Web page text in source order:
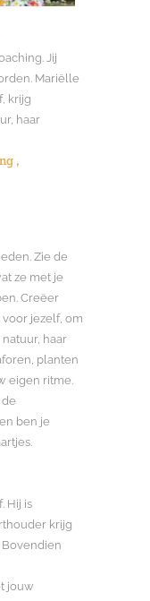
Jij
Mariëlle
krijg
haar
,
Zie de
ze met je
Creëer
jezelf, om
haar
planten
eigen ritme.
de
ben je
Hij is
krijg
jouw